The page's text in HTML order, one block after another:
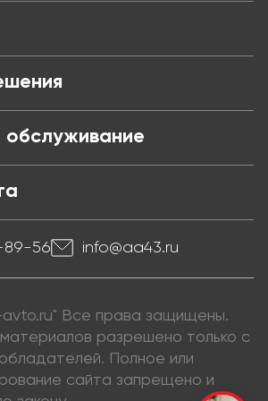
оферта
обслуживание
89-56 info@aa43.ru
Все права защищены.
разрешено только с
Полное или
сайта запрещено и